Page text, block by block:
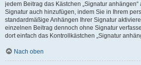
jedem Beitrag das Kästchen „Signatur
Signatur auch hinzufügen, indem Sie in Ihrem
standardmäßige Anhängen Ihrer Signatur
einzelnen Beitrag dennoch ohne Signatur
dort einfach das Kontrollkästchen „Signatur
Nach oben